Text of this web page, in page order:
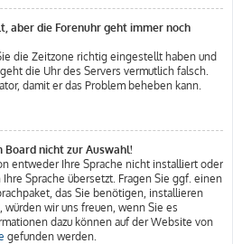
aber die Forenuhr geht immer noch
die Zeitzone richtig eingestellt haben und
die Uhr des Servers vermutlich falsch.
damit er das Problem beheben kann.
Board nicht zur Auswahl!
entweder Ihre Sprache nicht installiert oder
Sprache übersetzt. Fragen Sie ggf. einen
das Sie benötigen, installieren
wir uns freuen, wenn Sie es
dazu können auf der Website von
gefunden werden.